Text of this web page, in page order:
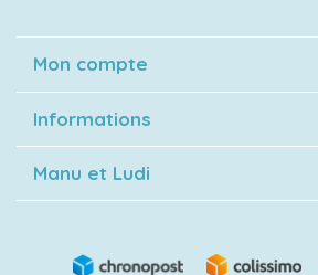
Mon compte
Informations
Manu et Ludi